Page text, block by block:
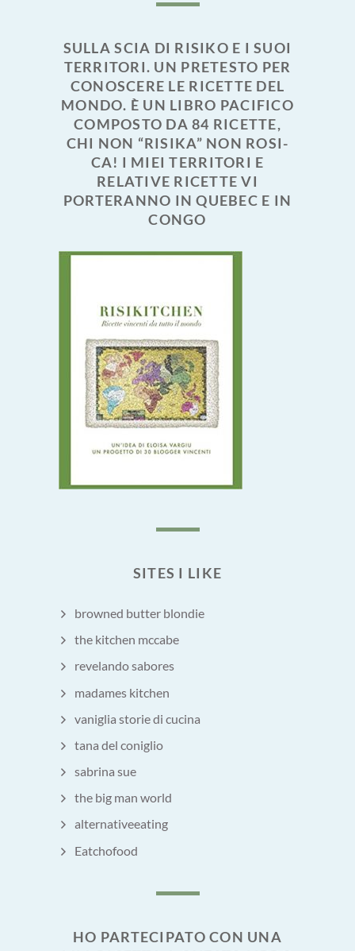
SULLA SCIA DI RISIKO E I SUOI
TERRITORI. UN PRETESTO PER
CONOSCERE LE RICETTE DEL
MONDO. È UN LIBRO PACIFICO
COMPOSTO DA 84 RICETTE,
CHI NON “RISIKA” NON ROSI-
CA! I MIEI TERRITORI E
RELATIVE RICETTE VI
PORTERANNO IN QUEBEC E IN
CONGO
SITES I LIKE
browned butter blondie
the kitchen mccabe
revelando sabores
madames kitchen
vaniglia storie di cucina
tana del coniglio
sabrina sue
the big man world
alternativeeating
Eatchofood
HO PARTECIPATO CON UNA